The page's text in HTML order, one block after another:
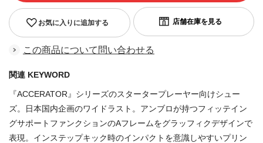
お気に入りに追加する
この商品について問い合わせる
関連 KEYWORD
『ACCERATOR』シリーズのスタータープレーヤー向けシュー
ズ。日本国内企画のワイドラスト。アンブロが持つフィッテイン
グサポートファンクションのAフレームをグラッフィクデザインで
表現。インステップキック時のインパクトを意識しやすいプリン